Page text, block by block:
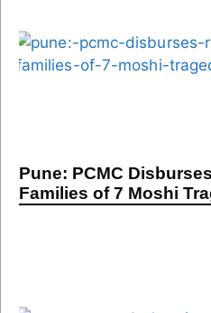
Pune: PCMC
Families of 7 Moshi